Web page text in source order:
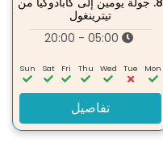
تيترينغول
Mon
Tue
Wed
Thu
Fri
Sat
Sun
تفاصيل